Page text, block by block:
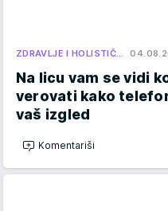
ZDRAVLJE I HOLISTIČ…
Na licu vam se vidi
verovati kako
vaš izgled
Komentariši